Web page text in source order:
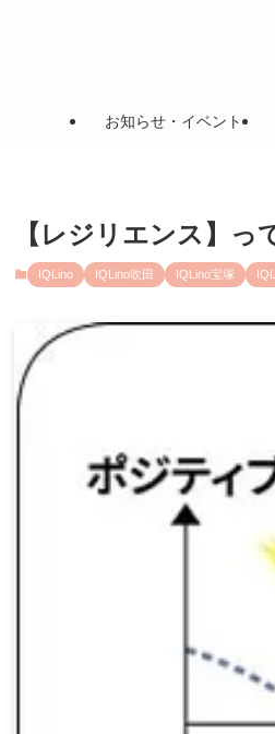
お知らせ・イベント
【レジリエンス】っ
IQLino IQLino吹田 IQLino宝塚